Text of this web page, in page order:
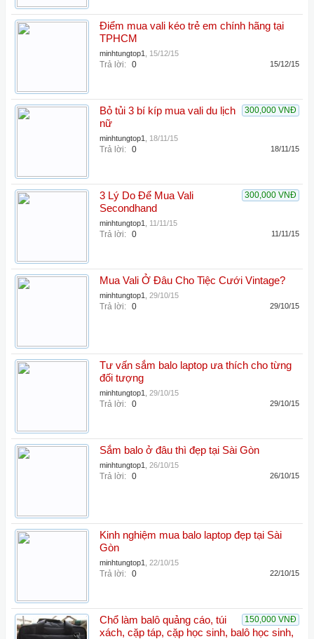
Điểm mua vali kéo trẻ em chính hãng tại
TPHCM
minhtungtop1 15/12/15
Trả lời: 0 15/12/15
300,000 VNĐ
Bỏ tủi 3 bí kíp mua vali du lịch
nữ
minhtungtop1 18/11/15
Trả lời: 0 18/11/15
300,000 VNĐ
3 Lý Do Để Mua Vali
Secondhand
minhtungtop1 11/11/15
Trả lời: 0 11/11/15
Mua Vali Ở Đâu Cho Tiệc Cưới Vintage?
minhtungtop1 29/10/15
Trả lời: 0 29/10/15
Tư vấn sắm balo laptop ưa thích cho từng
đối tượng
minhtungtop1 29/10/15
Trả lời: 0 29/10/15
Sắm balo ở đâu thì đẹp tại Sài Gòn
minhtungtop1 26/10/15
Trả lời: 0 26/10/15
Kinh nghiệm mua balo laptop đẹp tại Sài
Gòn
minhtungtop1 22/10/15
Trả lời: 0 22/10/15
150,000 VNĐ
Chổ làm balô quảng cáo, túi
xách, cặp táp, cặp học sinh, balô học sinh,